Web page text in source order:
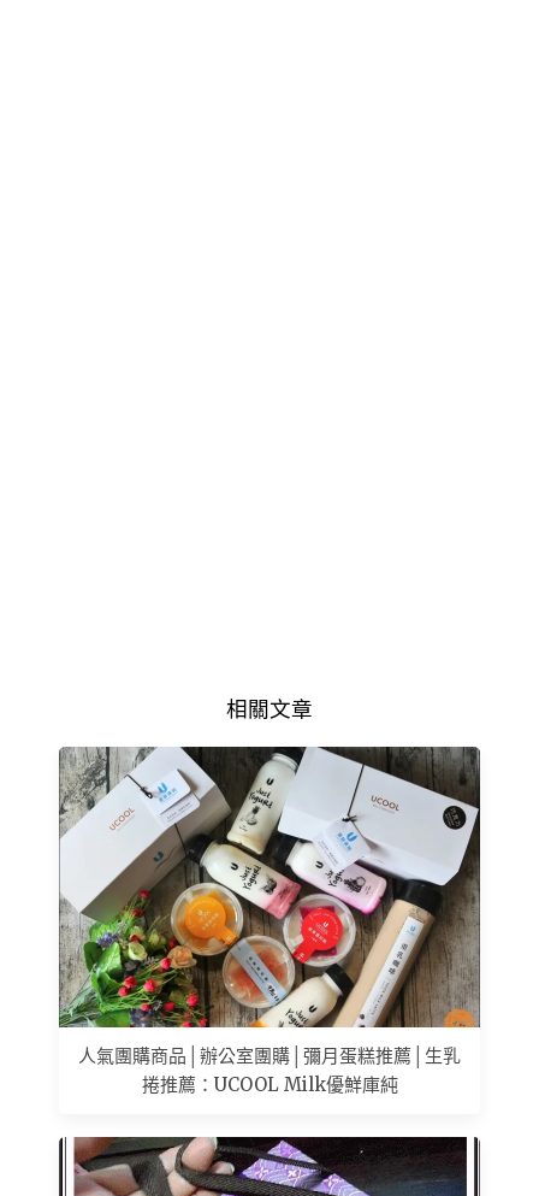
相關文章
人氣團購商品│辦公室團購│彌月蛋糕推薦│生乳
捲推薦：UCOOL Milk優鮮庫純